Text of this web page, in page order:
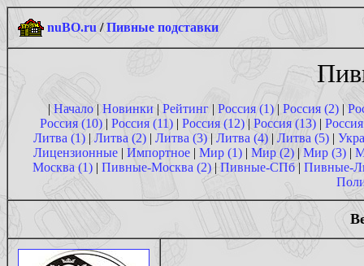
nuBO.ru /Пивные подставки
|Начало| Новинки| Рейтинг| Россия (1)| Россия (2)|
Россия (10)| Россия (11) | Россия (12)| Россия (13) |
Литва (1) | Литва (2) | Литва (3) | Литва (4) | Литва (5) |
Лицензионные | Импортное | Мир (1) | Мир (2) |Мир (3) |
Москва (1) | Пивные-Москва (2) | Пивные-СПб| Пивные-